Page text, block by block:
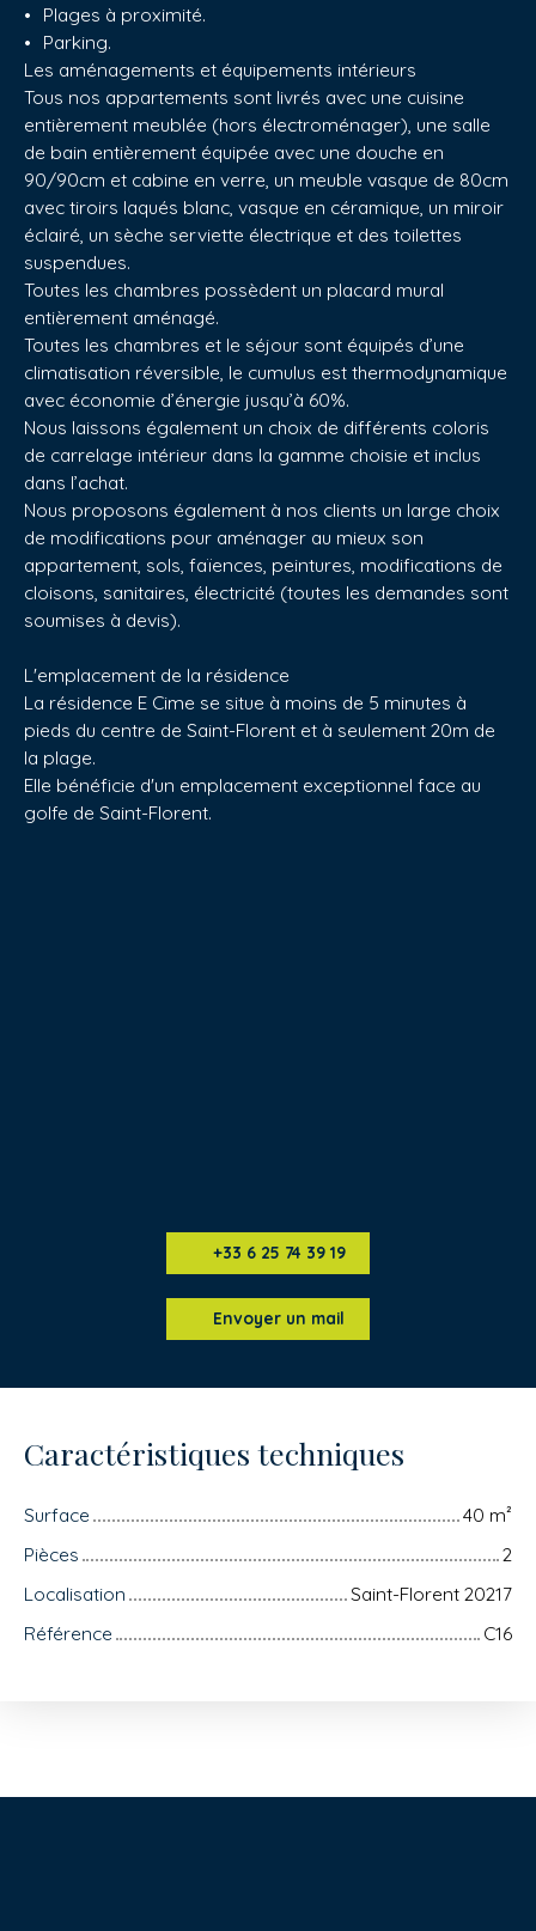
Plages à proximité.
Parking.
Les aménagements et équipements intérieurs
Tous nos appartements sont livrés avec une cuisine
entièrement meublée (hors électroménager), une salle
de bain entièrement équipée avec une douche en
90/90cm et cabine en verre, un meuble vasque de 80cm
avec tiroirs laqués blanc, vasque en céramique, un miroir
éclairé, un sèche serviette électrique et des toilettes
suspendues.
Toutes les chambres possèdent un placard mural
entièrement aménagé.
Toutes les chambres et le séjour sont équipés d’une
climatisation réversible, le cumulus est thermodynamique
avec économie d’énergie jusqu’à 60%.
Nous laissons également un choix de différents coloris
de carrelage intérieur dans la gamme choisie et inclus
dans l’achat.
Nous proposons également à nos clients un large choix
de modifications pour aménager au mieux son
appartement, sols, faïences, peintures, modifications de
cloisons, sanitaires, électricité (toutes les demandes sont
soumises à devis).
L'emplacement de la résidence
La résidence E Cime se situe à moins de 5 minutes à
pieds du centre de Saint-Florent et à seulement 20m de
la plage.
Elle bénéficie d'un emplacement exceptionnel face au
golfe de Saint-Florent.
+33 6 25 74 39 19
Envoyer un mail
Caractéristiques techniques
Surface 40 m²
Pièces
2
Localisation
Saint-Florent 20217
Référence
C16